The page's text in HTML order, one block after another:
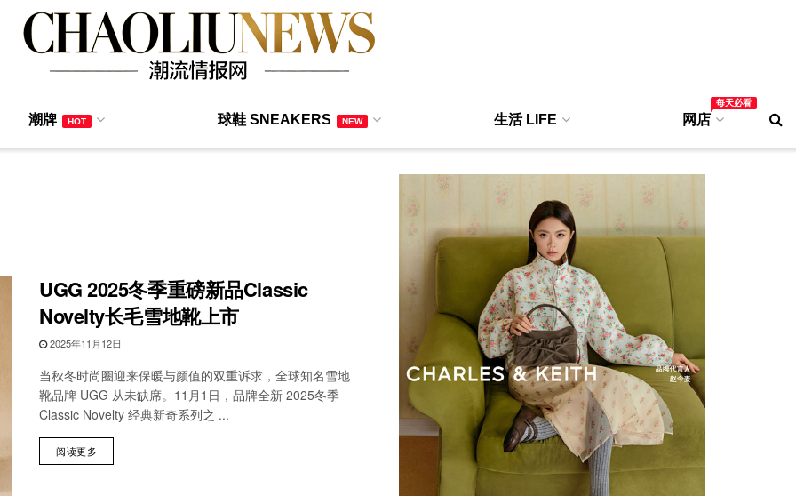
潮牌 HOT 球鞋 SNEAKERS NEW 生活 LIFE 网店
每天必看
UGG 2025冬季重磅新品Classic
Novelty长毛雪地靴上市
2025年11月12日
当秋冬时尚圈迎来保暖与颜值的双重诉求，全球知名雪地
靴品牌 UGG 从未缺席。11月1日，品牌全新 2025冬季
Classic Novelty 经典新奇系列之 ...
阅读更多